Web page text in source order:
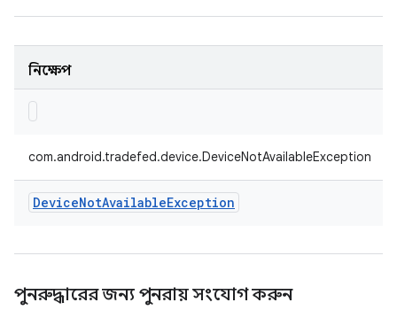
নিক্ষেপ
com.android.tradefed.device.DeviceNotAvailableException
DeviceNotAvailableException
পুনরুদ্ধারের জন্য পুনরায় সংযোগ করুন